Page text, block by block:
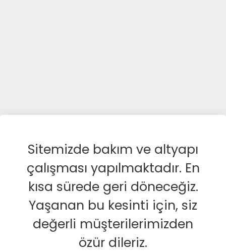
Sitemizde bakım ve altyapı
çalışması yapılmaktadır. En
kısa sürede geri döneceğiz.
Yaşanan bu kesinti için, siz
değerli müşterilerimizden
özür dileriz.